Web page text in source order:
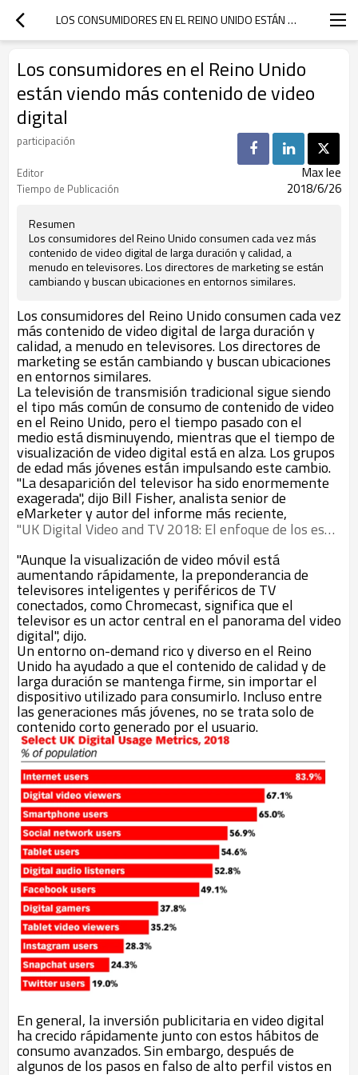
LOS CONSUMIDORES EN EL REINO UNIDO ESTÁN VIENDO MÁS CONTENIDO DE VIDEO DIGITAL
Los consumidores en el Reino Unido
están viendo más contenido de video
digital
participación
Editor
Max lee
Tiempo de Publicación 2018/6/26
Resumen
Los consumidores del Reino Unido consumen cada vez más
contenido de video digital de larga duración y calidad, a
menudo en televisores. Los directores de marketing se están
cambiando y buscan ubicaciones en entornos similares.
Los consumidores del Reino Unido consumen cada vez
más contenido de video digital de larga duración y
calidad, a menudo en televisores. Los directores de
marketing se están cambiando y buscan ubicaciones
en entornos similares.
La televisión de transmisión tradicional sigue siendo
el tipo más común de consumo de contenido de video
en el Reino Unido, pero el tiempo pasado con el
medio está disminuyendo, mientras que el tiempo de
visualización de video digital está en alza. Los grupos
de edad más jóvenes están impulsando este cambio.
"La desaparición del televisor ha sido enormemente
exagerada", dijo Bill Fisher, analista senior de
eMarketer y autor del informe más reciente,
"UK Digital Video and TV 2018: El enfoque de los especialistas en marketing se centra en la calidad y el contenido de larga duración".
"Aunque la visualización de video móvil está
aumentando rápidamente, la preponderancia de
televisores inteligentes y periféricos de TV
conectados, como Chromecast, significa que el
televisor es un actor central en el panorama del video
digital", dijo.
Un entorno on-demand rico y diverso en el Reino
Unido ha ayudado a que el contenido de calidad y de
larga duración se mantenga firme, sin importar el
dispositivo utilizado para consumirlo. Incluso entre
las generaciones más jóvenes, no se trata solo de
contenido corto generado por el usuario.
En general, la inversión publicitaria en video digital
ha crecido rápidamente junto con estos hábitos de
consumo avanzados. Sin embargo, después de
algunos de los pasos en falso de alto perfil vistos en